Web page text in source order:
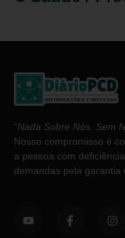
“Nada Sobre Nós. Sem
Nosso compromisso é
a pessoa com
demandas pela garantia